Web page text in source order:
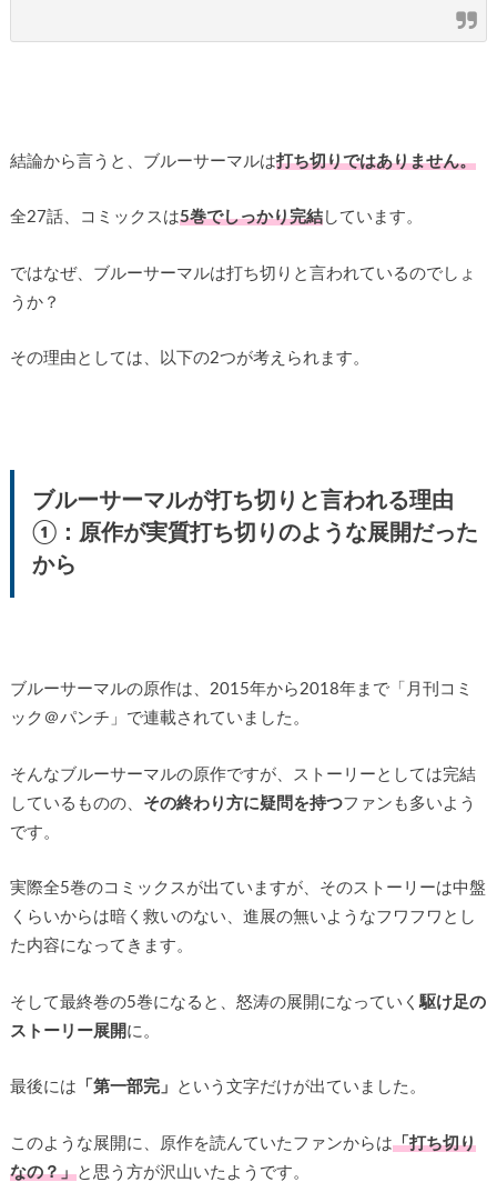
結論から言うと、ブルーサーマルは打ち切りではありません。
全27話、コミックスは5巻でしっかり完結しています。
ではなぜ、ブルーサーマルは打ち切りと言われているのでしょ
うか？
その理由としては、以下の2つが考えられます。
ブルーサーマルが打ち切りと言われる理由
①：原作が実質打ち切りのような展開だった
から
ブルーサーマルの原作は、2015年から2018年まで「月刊コミ
ック＠パンチ」で連載されていました。
そんなブルーサーマルの原作ですが、ストーリーとしては完結
しているものの、 その終わり方に疑問を持つファンも多いよう
です。
実際全5巻のコミックスが出ていますが、そのストーリーは中盤
くらいからは暗く救いのない、進展の無いようなフワフワとし
た内容になってきます。
そして最終巻の5巻になると、怒涛の展開になっていく 駆け足の
ストーリー展開 に。
最後には 「第一部完」 という文字だけが出ていました。
このような展開に、原作を読んていたファンからは「打ち切り
なの？」と思う方が沢山いたようです。